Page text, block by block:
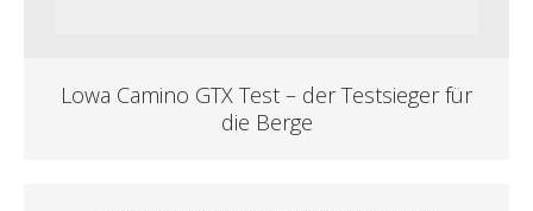
Lowa Camino GTX Test – der Testsieger für
die Berge